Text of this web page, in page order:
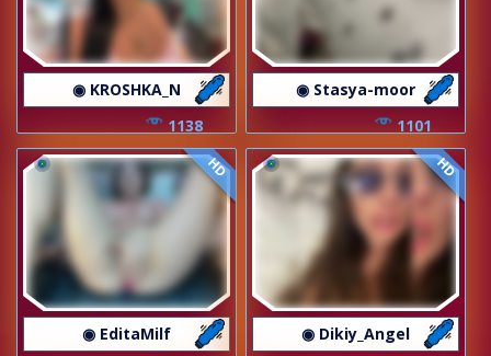
◉ KROSHKA_N
1138
◉ Stasya-moor
1101
HD
◉ EditaMilf
HD
◉ Dikiy_Angel